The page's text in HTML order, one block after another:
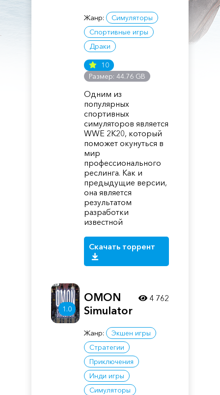
Жанр:
Симуляторы
Спортивные игры
Драки
10
Размер: 44.76 GB
Одним из
популярных
спортивных
симуляторов является
WWE 2K20, который
поможет окунуться в
мир
профессионального
реслинга. Как и
предыдущие версии,
она является
результатом
разработки
известной
Скачать торрент
1.0
OMON
Simulator
Жанр:
Экшен игры
Стратегии
Приключения
Инди игры
Симуляторы
4 762